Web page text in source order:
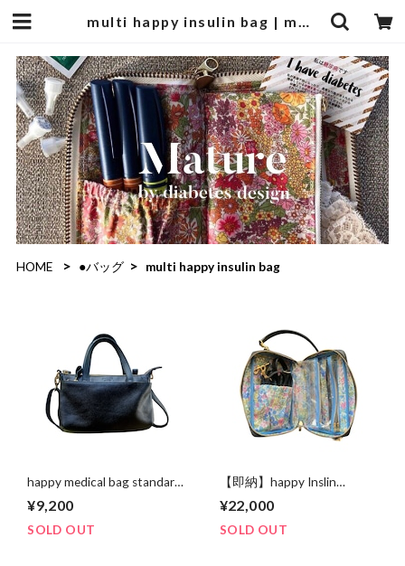
multi happy insulin bag | mature by ndesign
HOME ●バッグ multi happy insulin bag
happy medical bag standard
¥9,200
SOLD OUT
【即納】happy Inslin
“Black leather”
¥22,000
SOLD OUT